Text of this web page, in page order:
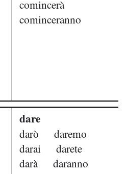
comincerà
cominceranno
dare
darò
daremo
darai
darete
darà
daranno